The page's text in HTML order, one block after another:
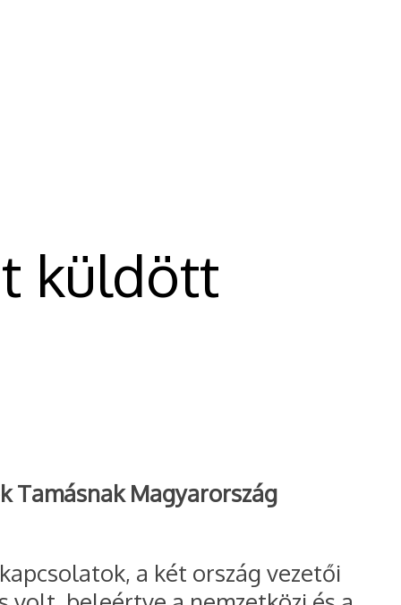
küldött
Tamásnak Magyarország
a két ország vezetői